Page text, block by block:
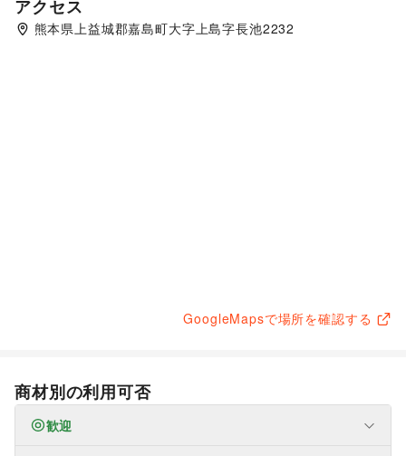
アクセス
熊本県上益城郡嘉島町大字上島字長池2232
GoogleMapsで場所を確認する
商材別の利用可否
歓迎